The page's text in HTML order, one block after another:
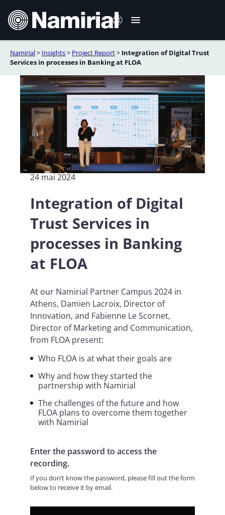
conținut
Italiano
Deutsch
Français
Español
Português
Namirial> Insights> Project Report> Integration of Digital Trust
Services in processes in Banking at FLOA
24 mai 2024
Integration of Digital
Trust Services in
processes in Banking
at FLOA
At our Namirial Partner Campus 2024 in
Athens, Damien Lacroix, Director of
Innovation, and Fabienne Le Scornet,
Director of Marketing and Communication,
from FLOA present:
Who FLOA is at what their goals are
Why and how they started the
partnership with Namirial
The challenges of the future and how
FLOA plans to overcome them together
with Namirial
Enter the password to access the
recording.
If you don’t know the password, please fill out the form
below to receive it by email.